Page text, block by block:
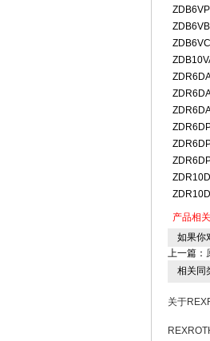
产品相
如果你
上一篇：
相关同
关于